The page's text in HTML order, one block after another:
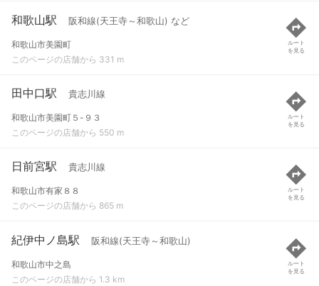
和歌山駅 阪和線(天王寺～和歌山) など
和歌山市美園町
このページの店舗から 331 m
ルート
を見る
田中口駅 貴志川線
和歌山市美園町５-９３
このページの店舗から 550 m
ルート
を見る
日前宮駅 貴志川線
和歌山市有家８８
このページの店舗から 865 m
ルート
を見る
紀伊中ノ島駅 阪和線(天王寺～和歌山)
和歌山市中之島
このページの店舗から 1.3 km
ルート
を見る